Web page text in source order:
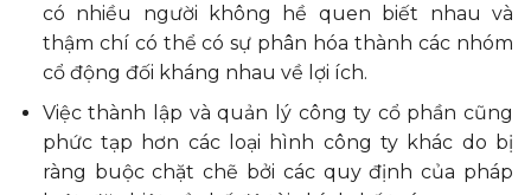
có nhiều người không hề quen biết nhau và
thậm chí có thể có sự phân hóa thành các nhóm
cổ động đối kháng nhau về lợi ích.
Việc thành lập và quản lý công ty cổ phần cũng
phức tạp hơn các loại hình công ty khác do bị
ràng buộc chặt chẽ bởi các quy định của pháp